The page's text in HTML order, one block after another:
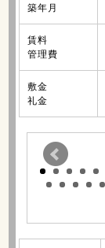
築年月
賃料
管理費
敷金
礼金